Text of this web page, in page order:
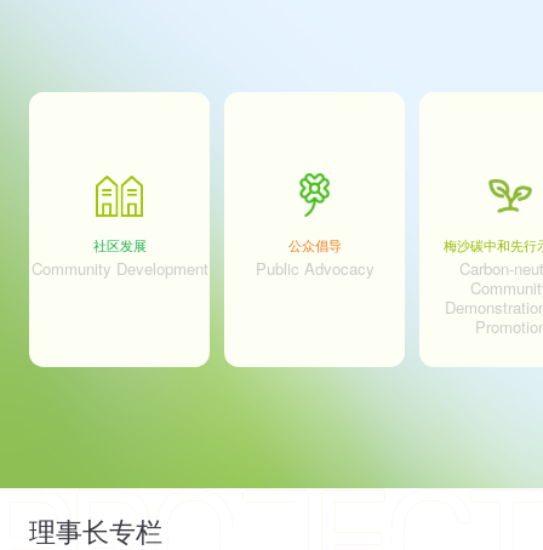
社区发展
Community Development
公众倡导
Public Advocacy
梅沙碳中和先行
Carbon-
理事长专栏